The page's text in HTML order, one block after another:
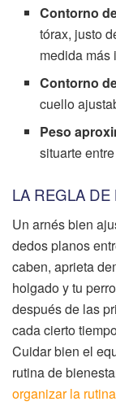
Contorno
tórax, justo
medida más
Contorno
cuello
Peso
situarte
LA REGLA
Un arnés bien
dedos planos
caben, aprieta
holgado y tu
después de las
cada cierto
Cuidar bien el
rutina de
organizar la